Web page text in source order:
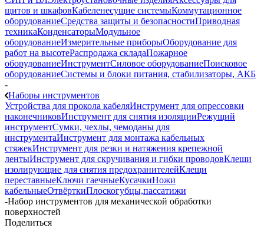
щитов и шкафовКабеленесущие системыКоммутационное
оборудованиеСредства защиты и безопасностиПриводная
техникаКонденсаторыМодульное
оборудованиеИзмерительные приборыОборудование для
работ на высотеРаспродажа складаПожарное
оборудованиеИнструментСиловое оборудованиеПоисковое
оборудованиеСистемы и блоки питания, стабилизаторы, АКБ
-
Наборы инструментов
Устройства для прокола кабеляИнструмент для опрессовки
наконечниковИнструмент для снятия изоляцииРежущий
инструментСумки, чехлы, чемоданы для
инструментаИнструмент для монтажа кабельных
стяжекИнструмент для резки и натяжения крепежной
лентыИнструмент для скручивания и гибки проводовКлещи
изолирующие для снятия предохранителейКлещи
переставныеКлючи гаечныеКусачкиНожи
кабельныеОтвёрткиПлоскогубцы,пассатижи
-Набор инструментов для механической обработки
поверхностей
Поделиться